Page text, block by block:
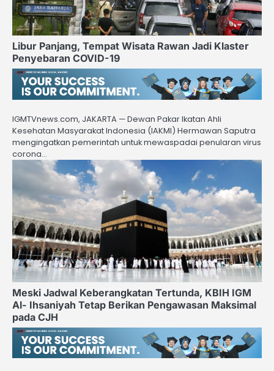
Libur Panjang, Tempat Wisata Rawan Jadi Klaster
Penyebaran COVID-19
IGMTVnews.com, JAKARTA — Dewan Pakar Ikatan Ahli
Kesehatan Masyarakat Indonesia (IAKMI) Hermawan Saputra
mengingatkan pemerintah untuk mewaspadai penularan virus
corona…
Meski Jadwal Keberangkatan Tertunda, KBIH IGM
Al- Ihsaniyah Tetap Berikan Pengawasan Maksimal
pada CJH